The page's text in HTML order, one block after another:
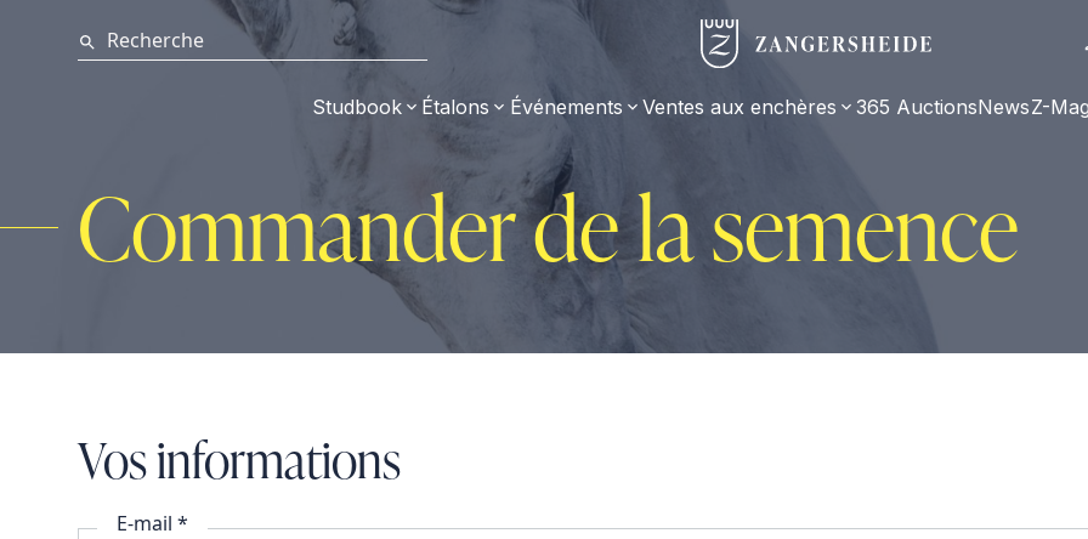
Studbook Étalons Événements Ventes aux enchères 365 AuctionsNewsZ-
Commander de la semence
Vos informations
E-mail *